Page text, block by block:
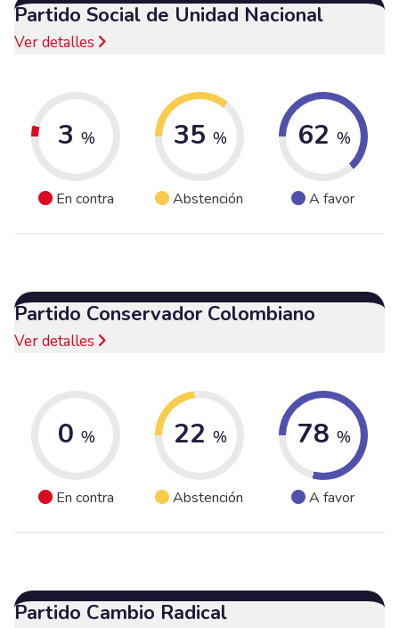
Partido Social de Unidad Nacional
Ver detalles
3 %
En contra
35 %
Abstención
62 %
A favor
Partido Conservador Colombiano
Ver detalles
0 %
En contra
22 %
Abstención
78 %
A favor
Partido Cambio Radical